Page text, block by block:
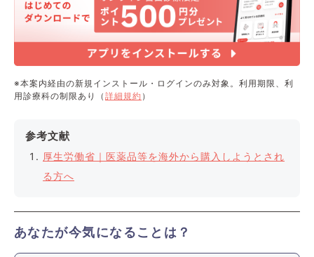
※本案内経由の新規インストール・ログインのみ対象。利用期限、利
用診療科の制限あり（ 詳細規約 ）
参考文献
厚生労働省｜医薬品等を海外から購入しようとされ
る方へ
あなたが今気になることは？